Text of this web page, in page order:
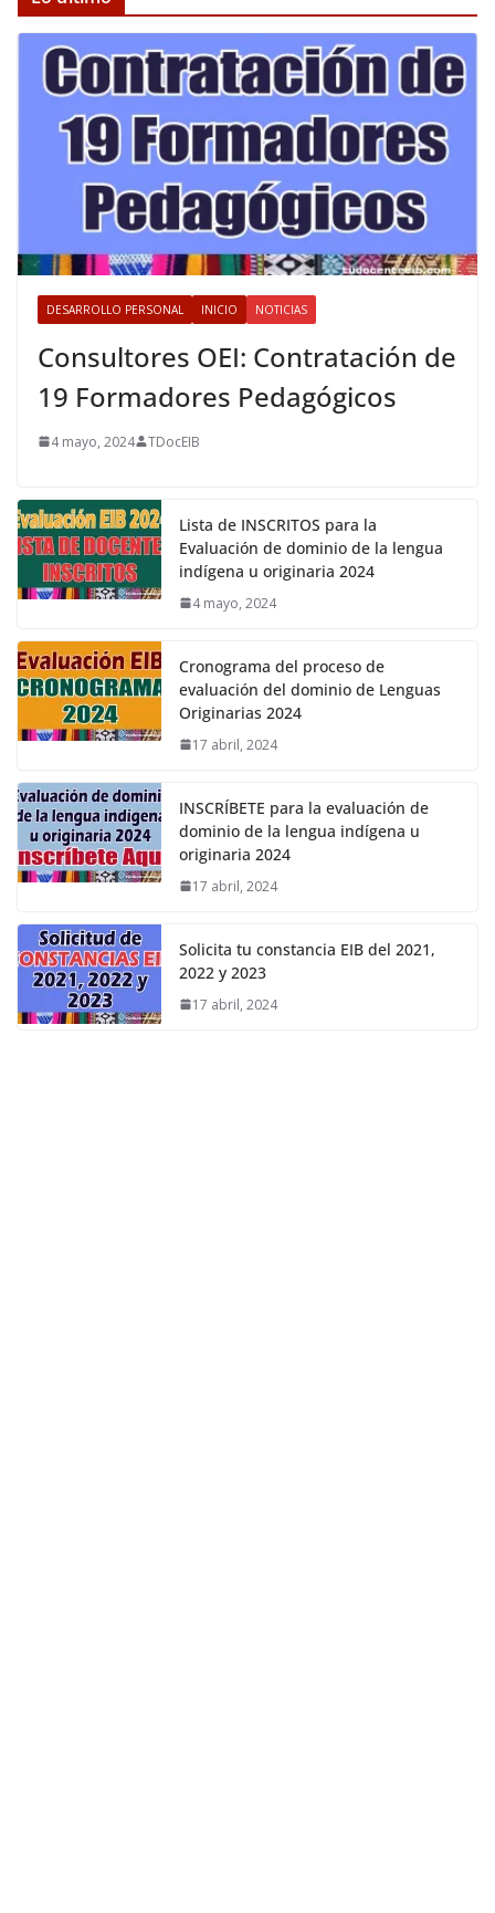
DESARROLLO PERSONAL INICIO NOTICIAS
Consultores OEI: Contratación de
19 Formadores Pedagógicos
4 mayo, 2024 TDocEIB
Lista de INSCRITOS para la
Evaluación de dominio de la lengua
indígena u originaria 2024
4 mayo, 2024
Cronograma del proceso de
evaluación del dominio de Lenguas
Originarias 2024
17 abril, 2024
INSCRÍBETE para la evaluación de
dominio de la lengua indígena u
originaria 2024
17 abril, 2024
Solicita tu constancia EIB del 2021,
2022 y 2023
17 abril, 2024